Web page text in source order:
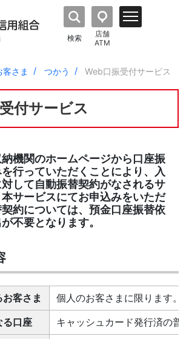
検索
店舗
ATM
さま つかう Web口振受付サービス
付サービス
機関のホームページから口座振
行っていただくことにより、入
して自動振替契約がなされるサ
サービスにてお申込みをいただ
約については、預金口座振替依
不要となります。
客さま
個人のお客さまに限ります。
る口座
キャッシュカード発行済の普